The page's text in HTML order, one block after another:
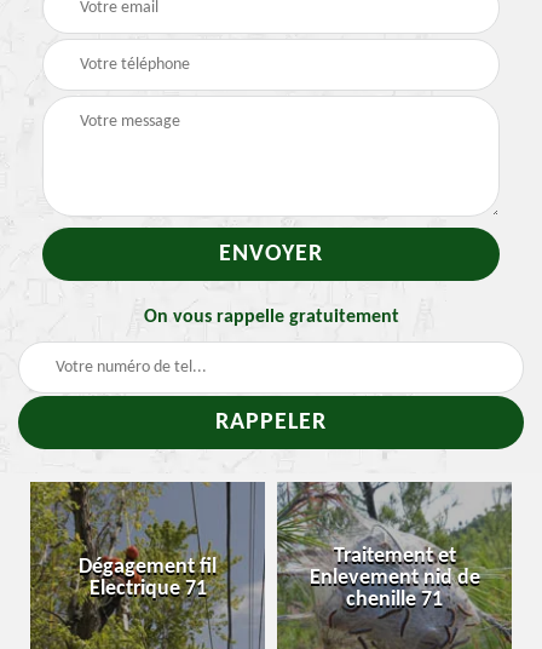
On vous rappelle gratuitement
Traitement et
Enlevement nid de
chenille 71
Abattage d'arbres 71
Saône-et-Loire